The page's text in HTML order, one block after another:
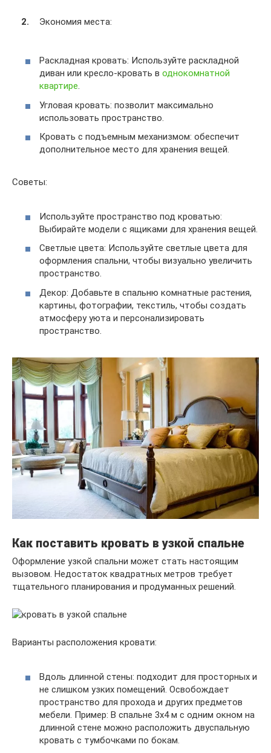
Экономия места:
Раскладная кровать: Используйте раскладной
диван или кресло-кровать в однокомнатной
квартире.
Угловая кровать: позволит максимально
использовать пространство.
Кровать с подъемным механизмом: обеспечит
дополнительное место для хранения вещей.
Советы:
Используйте пространство под кроватью:
Выбирайте модели с ящиками для хранения вещей.
Светлые цвета: Используйте светлые цвета для
оформления спальни, чтобы визуально увеличить
пространство.
Декор: Добавьте в спальню комнатные растения,
картины, фотографии, текстиль, чтобы создать
атмосферу уюта и персонализировать
пространство.
Как поставить кровать в узкой спальне
Оформление узкой спальни может стать настоящим
вызовом. Недостаток квадратных метров требует
тщательного планирования и продуманных решений.
Варианты расположения кровати:
Вдоль длинной стены: подходит для просторных и
не слишком узких помещений. Освобождает
пространство для прохода и других предметов
мебели. Пример: В спальне 3х4 м с одним окном на
длинной стене можно расположить двуспальную
кровать с тумбочками по бокам.